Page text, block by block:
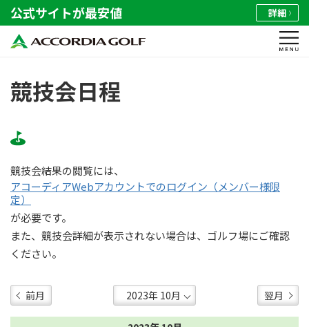
公式サイトが最安値 詳細
競技会日程
競技会結果の閲覧には、
アコーディアWebアカウントでのログイン（メンバー様限
定）
が必要です。
また、競技会詳細が表示されない場合は、ゴルフ場にご確認
ください。
前月 翌月